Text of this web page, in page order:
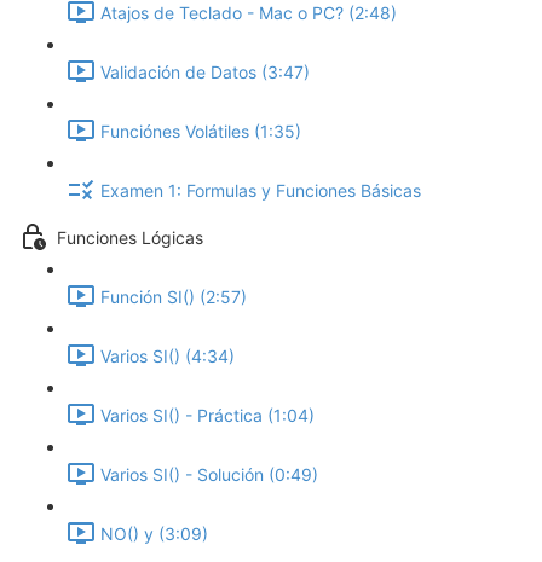
Atajos de Teclado - Mac o PC? (2:48)
Validación de Datos (3:47)
Funciónes Volátiles (1:35)
Examen 1: Formulas y Funciones Básicas
Funciones Lógicas
Función SI() (2:57)
Varios SI() (4:34)
Varios SI() - Práctica (1:04)
Varios SI() - Solución (0:49)
NO() y (3:09)